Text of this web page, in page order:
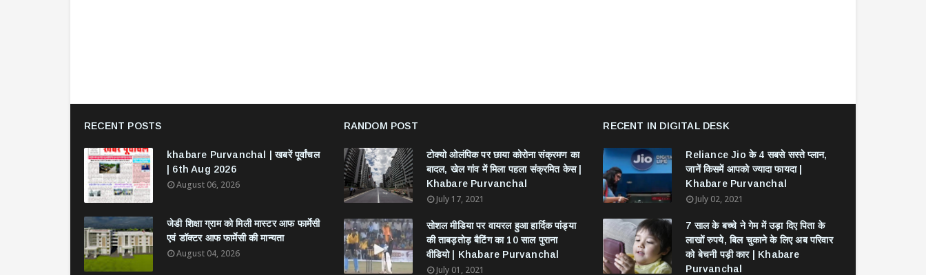
RECENT POSTS
khabare Purvanchal | खबरें पूर्वांचल
| 6th Aug 2026
August 06, 2026
जेडी शिक्षा ग्राम को मिली मास्टर आफ फार्मेसी
एवं डॉक्टर आफ फार्मेसी की मान्यता
August 04, 2026
RANDOM POST
टोक्यो ओलंपिक पर छाया कोरोना संक्रमण का
बादल, खेल गांव में मिला पहला संक्रमित केस |
Khabare Purvanchal
July 17, 2021
सोशल मीडिया पर वायरल हुआ हार्दिक पांड्या
की ताबड़तोड़ बैटिंग का 10 साल पुराना
वीडियो | Khabare Purvanchal
July 01, 2021
RECENT IN DIGITAL DESK
Reliance Jio के 4 सबसे सस्ते प्लान,
जानें किसमें आपको ज्यादा फायदा |
Khabare Purvanchal
July 02, 2021
7 साल के बच्चे ने गेम में उड़ा दिए पिता के
लाखों रुपये, बिल चुकाने के लिए अब परिवार
को बेचनी पड़ी कार | Khabare
Purvanchal